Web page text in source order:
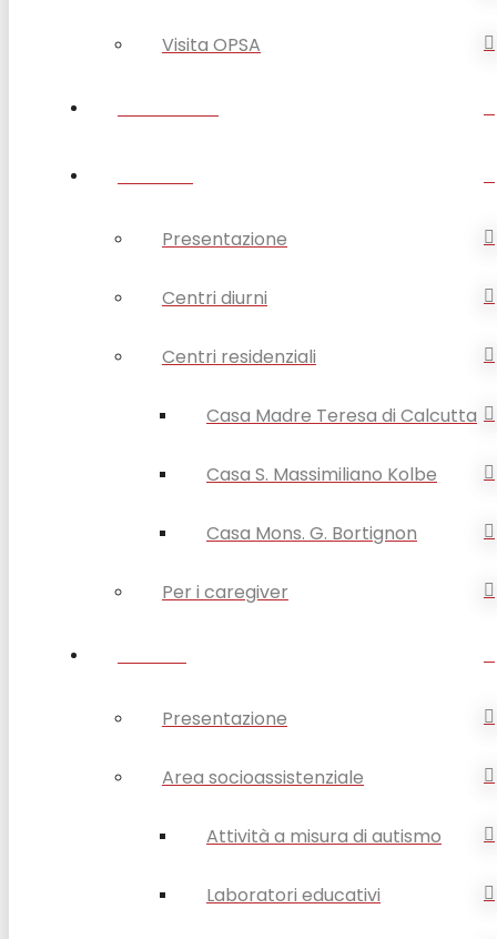
Visita OPSA
Presentazione
Centri diurni
Centri residenziali
Casa Madre Teresa di Calcutta
Casa S. Massimiliano Kolbe
Casa Mons. G. Bortignon
Per i caregiver
Presentazione
Area socioassistenziale
Attività a misura di autismo
Laboratori educativi